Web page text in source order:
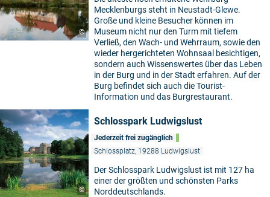
©
Mecklenburgs steht in Neustadt-Glewe.
Große und kleine Besucher können im
Museum nicht nur den Turm mit tiefem
Verließ, den Wach- und Wehrraum, sowie den
wieder hergerichteten Wohnsaal besichtigen,
sondern auch Wissenswertes über das Leben
in der Burg und in der Stadt erfahren. Auf der
Burg befindet sich auch die Tourist-
Information und das Burgrestaurant.
©
Schlosspark Ludwigslust
Jederzeit frei zugänglich
Schlossplatz, 19288 Ludwigslust
Der Schlosspark Ludwigslust ist mit 127 ha
einer der größten und schönsten Parks
Norddeutschlands.